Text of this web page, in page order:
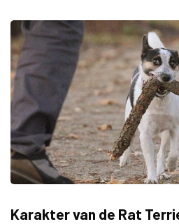
Karakter van de Rat